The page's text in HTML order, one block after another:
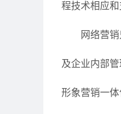
程技术相应和
网络营
及企业内部
形象营销一体